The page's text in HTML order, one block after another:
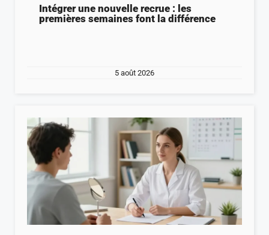
Intégrer une nouvelle recrue : les
premières semaines font la différence
5 août 2026